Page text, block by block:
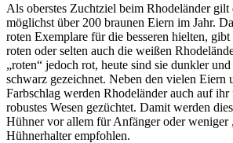
Als oberstes Zuchtziel beim Rhodeländer gilt
möglichst über 200 braunen Eiern im Jahr.
roten Exemplare für die besseren hielten,
roten oder selten auch die weißen
„roten“ jedoch rot, heute sind sie dunkler
schwarz gezeichnet. Neben den vielen Eiern
Farbschlag werden Rhodeländer auch auf
robustes Wesen gezüchtet. Damit werden
Hühner vor allem für Anfänger oder weniger
Hühnerhalter empfohlen.